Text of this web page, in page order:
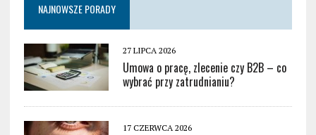
NAJNOWSZE PORADY
27 LIPCA 2026
Umowa o pracę, zlecenie czy B2B – co
wybrać przy zatrudnianiu?
17 CZERWCA 2026